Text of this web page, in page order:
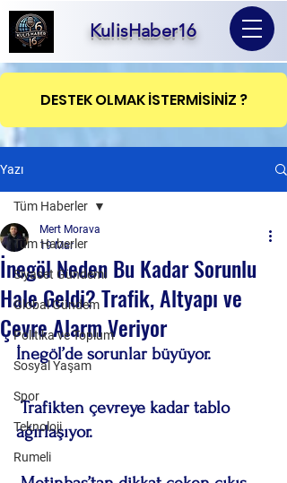
KulisHaber16
DESTEK OLMAK İSTERMİSİNİZ ?
Yazı
Tüm Haberler
Siyaset Gündemi
Global Gündem
Politika ve Toplum
Sosyal Yaşam
Spor
Teknoloji
Rumeli
Tüm Haberler
İnegöl Neden Bu Kadar Sorunlu
Hale Geldi? Trafik, Altyapı ve
Çevre Alarm Veriyor
Mert Morava
19 Mar
İnegöl’de sorunlar büyüyor.
ağırlaşıyor.